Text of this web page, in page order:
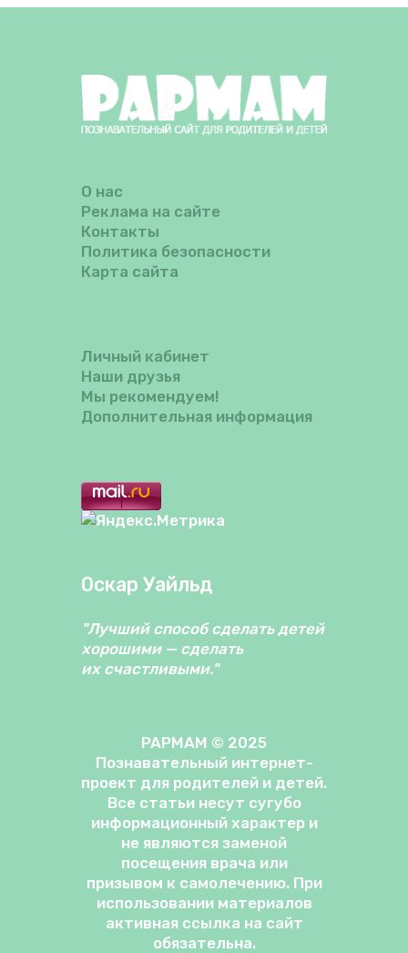
О нас
Реклама на сайте
Контакты
Политика безопасности
Карта сайта
Личный кабинет
Наши друзья
Мы рекомендуем!
Дополнительная информация
Оскар Уайльд
"Лучший способ сделать детей
хорошими — сделать
их счастливыми."
PAPMAM © 2025
Познавательный интернет-
проект для родителей и детей.
Все статьи несут сугубо
информационный характер и
не являются заменой
посещения врача или
призывом к самолечению. При
использовании материалов
активная ссылка на сайт
обязательна.